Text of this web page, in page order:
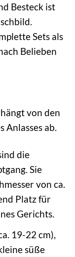
Besteck ist
Sets als
Belieben
von den
Anlasses ab.
die
Sie
von ca.
Platz für
Gerichts.
19-22 cm),
süße